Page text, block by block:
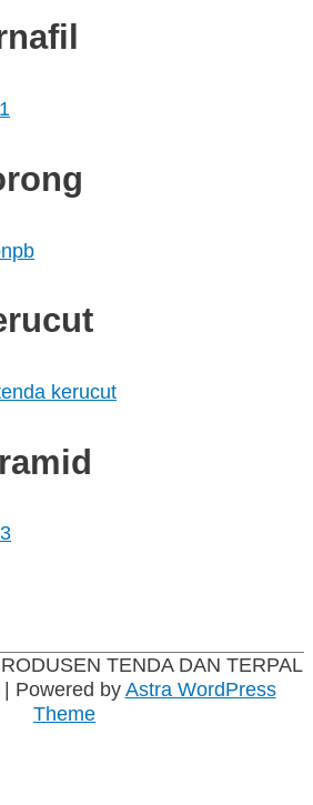
TENDA DAN TERPAL
Powered byAstra WordPress
Theme